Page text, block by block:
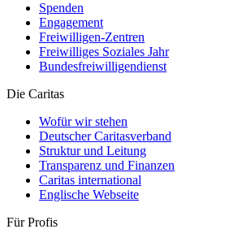
Spenden
Engagement
Freiwilligen-Zentren
Freiwilliges Soziales Jahr
Bundesfreiwilligendienst
Die Caritas
Wofür wir stehen
Deutscher Caritasverband
Struktur und Leitung
Transparenz und Finanzen
Caritas international
Englische Webseite
Für Profis